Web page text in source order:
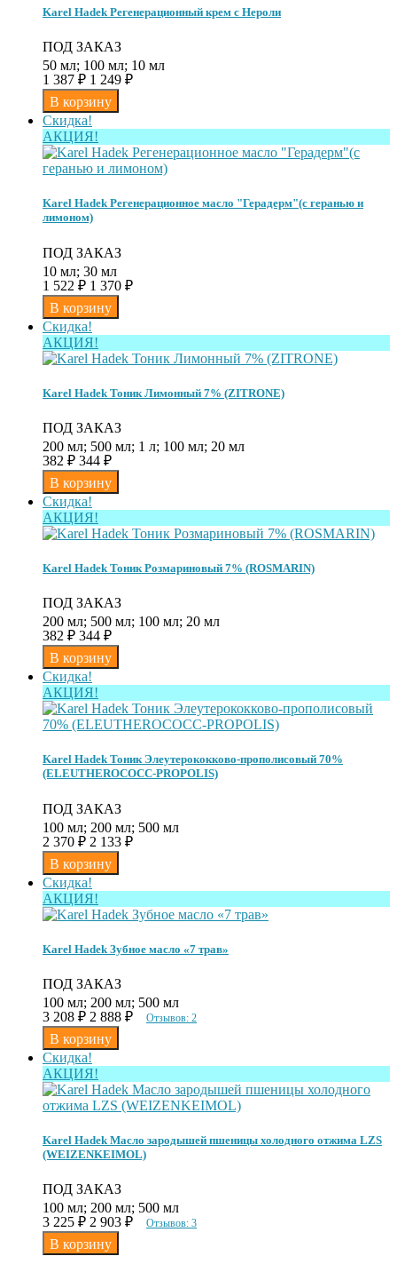
Karel Hadek Регенерационный крем с Нероли
ПОД ЗАКАЗ
50 мл; 100 мл; 10 мл
1 387 ₽ 1 249 ₽
Скидка!
АКЦИЯ!
Karel Hadek Регенерационное масло "Герадерм"(с геранью и
лимоном)
ПОД ЗАКАЗ
10 мл; 30 мл
1 522 ₽ 1 370 ₽
Скидка!
АКЦИЯ!
Karel Hadek Тоник Лимонный 7% (ZITRONE)
ПОД ЗАКАЗ
200 мл; 500 мл; 1 л; 100 мл; 20 мл
382 ₽ 344 ₽
Скидка!
АКЦИЯ!
Karel Hadek Тоник Розмариновый 7% (ROSMARIN)
ПОД ЗАКАЗ
200 мл; 500 мл; 100 мл; 20 мл
382 ₽ 344 ₽
Скидка!
АКЦИЯ!
Karel Hadek Тоник Элеутерококково-прополисовый 70%
(ELEUTHEROCOCC-PROPOLIS)
ПОД ЗАКАЗ
100 мл; 200 мл; 500 мл
2 370 ₽ 2 133 ₽
Скидка!
АКЦИЯ!
Karel Hadek Зубное масло «7 трав»
ПОД ЗАКАЗ
100 мл; 200 мл; 500 мл
3 208 ₽ 2 888 ₽ Отзывов: 2
Скидка!
АКЦИЯ!
Karel Hadek Масло зародышей пшеницы холодного отжима LZS
(WEIZENKEIMOL)
ПОД ЗАКАЗ
100 мл; 200 мл; 500 мл
3 225 ₽ 2 903 ₽ Отзывов: 3